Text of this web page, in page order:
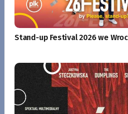
Stand-up Festival 2026 we